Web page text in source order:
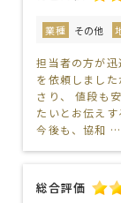
業種 その他
担当者の方が
を依頼しまし
さり、 値段も
たいとお伝えす
今後も、協和 …
総合評価